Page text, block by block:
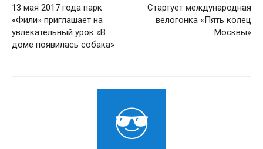
13 мая 2017 года парк
«Фили» приглашает на
увлекательный урок «В
доме появилась собака»
Стартует международная
велогонка «Пять колец
Москвы»